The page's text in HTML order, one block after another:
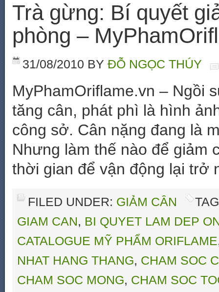
Trà gừng: Bí quyết
phòng –
31/08/2010 BY ĐỖ NGỌC THÚY
MyPhamOriflame.vn – Ngồi
tăng cân, phát phì là hình
công sở. Cân nặng đang là
Nhưng làm thế nào để giảm
thời gian để vận động lại trở
FILED UNDER: GIẢM CÂN
GIAM CAN, BI QUYET LAM DEP
CATALOGUE MỸ PHẨM ORIFLAME
NHAT HANG THANG, CHAM SOC
CHAM SOC MONG, CHAM SOC